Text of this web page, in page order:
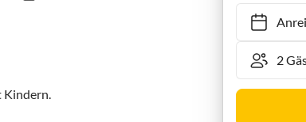
Kindern.